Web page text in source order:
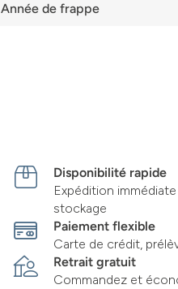
Année de frappe
Disponibilité rapide
Expédition
stockage
Paiement flexible
Carte de crédit,
Retrait gratuit
Commandez et